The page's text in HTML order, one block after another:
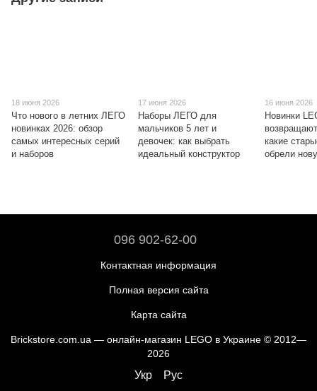
18 июня 2026
Что нового в летних ЛЕГО
новинках 2026: обзор
самых интересных серий
и наборов
17 июня 2026
Наборы ЛЕГО для
мальчиков 5 лет и
девочек: как выбрать
идеальный конструктор
16 июня 2026
Новинки
какие
обрели
096 902-62-00
Контактная информация
Полная версия сайта
Карта сайта
Brickstore.com.ua — онлайн-магазин LEGO в Украине © 2012—
2026
Укр Рус